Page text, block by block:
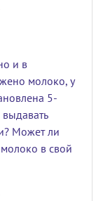
и в
молоко, у
5-
Может ли
в свой